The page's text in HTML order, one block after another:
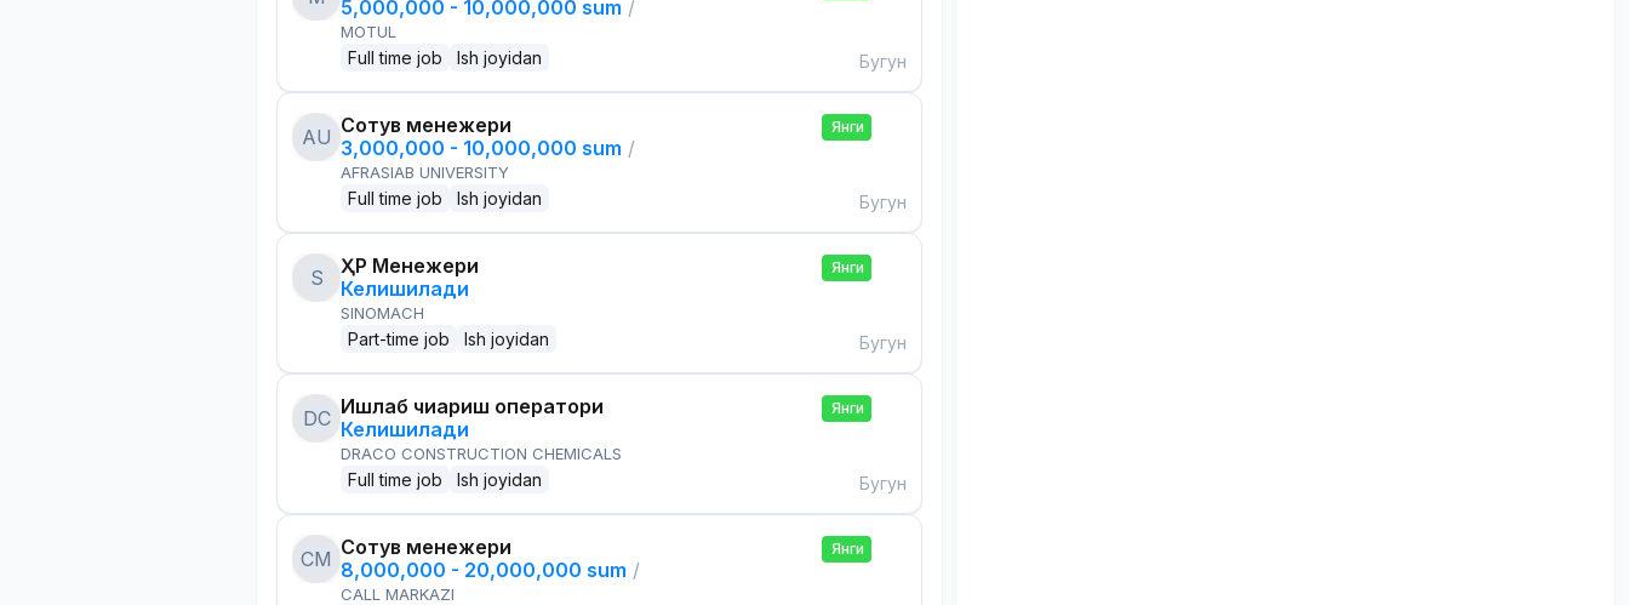
5,000,000 - 10,000,000 sum /
MOTUL
Full time job Ish joyidan Бугун
AU Сотув менежери
3,000,000 - 10,000,000 sum /
AFRASIAB UNIVERSITY
Full time job Ish joyidan
Янги
Бугун
S
ҲР Менежери
Келишилади
SINOMACH
Part-time job Ish joyidan
Янги
Бугун
DC Ишлаб чиқариш оператори
Келишилади
DRACO CONSTRUCTION CHEMICALS
Full time job Ish joyidan
Янги
Бугун
CM Сотув менежери
8,000,000 - 20,000,000 sum /
CALL MARKAZI
Янги